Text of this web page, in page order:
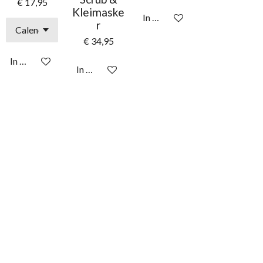
In winkelwagen
Kleimaske
r
€ 34,95
In winkelwagen
In winkelwagen